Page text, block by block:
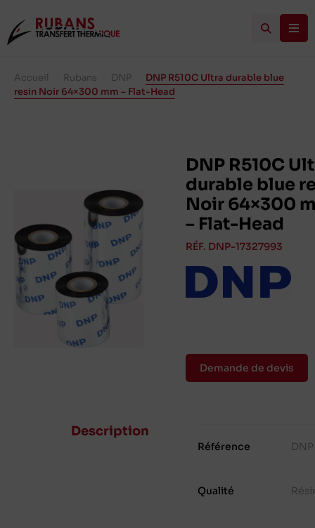
Accueil Rubans DNP
DNP R510C Ultra durable blue
resin Noir 64×300 mm – Flat-Head
DNP R510C
durable blue
Noir 64×300
– Flat-Head
RÉF. DNP-17327993
Demande de devis
Description
Référence
Qualité